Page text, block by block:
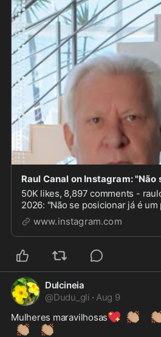
50K likes, 8,897 comments -
2026: "Não se posicionar já é
www.instagram.com
Dulcineia
@Dudu_gli · Aug 9
Mulheres maravilhosas💖 👏🏽
👏🏽
👏🏽